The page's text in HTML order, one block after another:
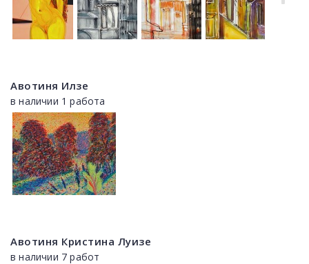
Авотиня Илзе
в наличии 1 работа
Авотиня Кристина Луизе
в наличии 7 работ